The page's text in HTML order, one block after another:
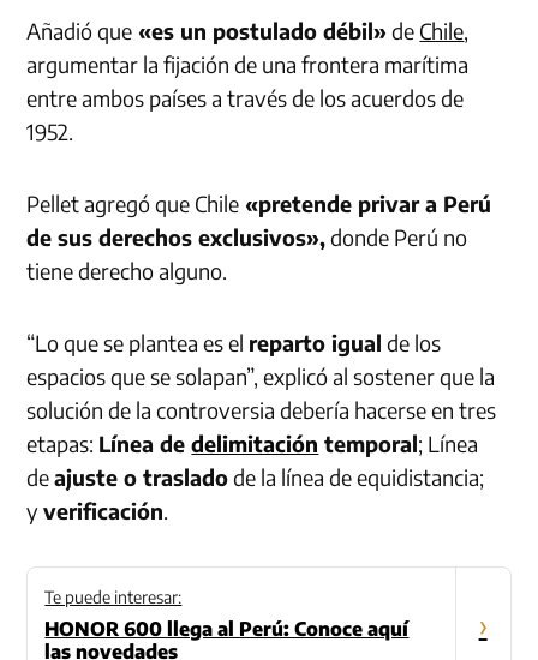
Añadió que «es un postulado débil» de Chile,
argumentar la fijación de una frontera marítima
entre ambos países a través de los acuerdos de
1952.
Pellet agregó que Chile «pretende privar a Perú
de sus derechos exclusivos»,donde Perú no
tiene derecho alguno.
“Lo que se plantea es el reparto igual de los
espacios que se solapan”, explicó al sostener que la
solución de la controversia debería hacerse en tres
etapas: Línea dedelimitación temporal; Línea
deajuste o trasladode la línea de equidistancia;
yverificación.
Te puede interesar:
HONOR 600 llega al Perú: Conoce aquí
las novedades
›